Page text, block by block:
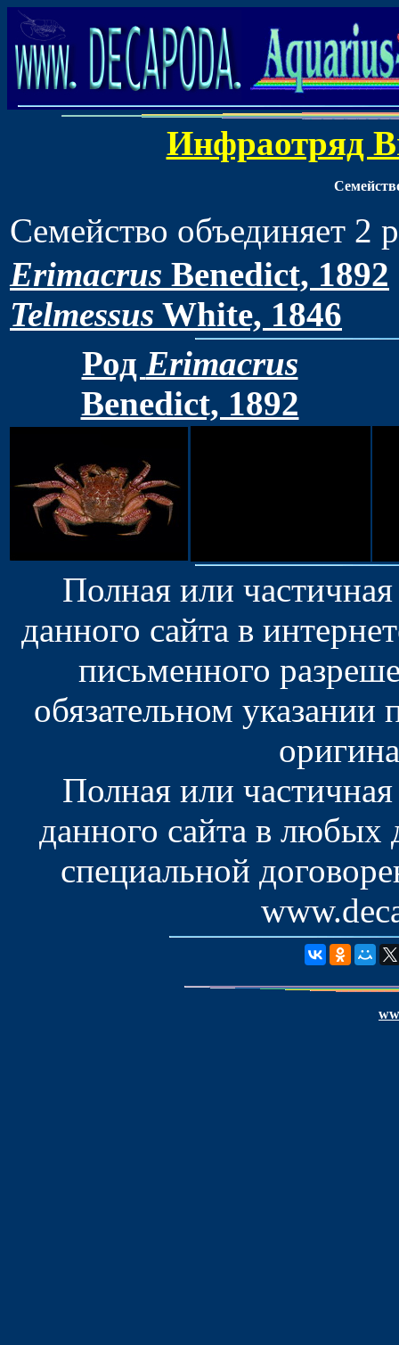
Инфраотряд
Семейство объединяет 2
Erimacrus Benedict, 1892
Telmessus White, 1846
Род Erimacrus
Benedict, 1892
Полная или
данного сайта в
письменного
обязательном
Полная или
данного сайта в
специальной